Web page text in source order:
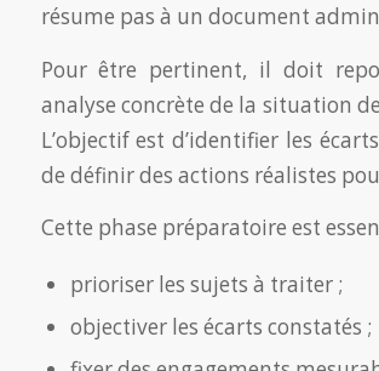
résume pas à un document
Pour être pertinent, il doit
analyse concrète de la situation
L’objectif est d’identifier les
de définir des actions réalistes
Cette phase préparatoire est
prioriser les sujets à traiter ;
objectiver les écarts constatés ;